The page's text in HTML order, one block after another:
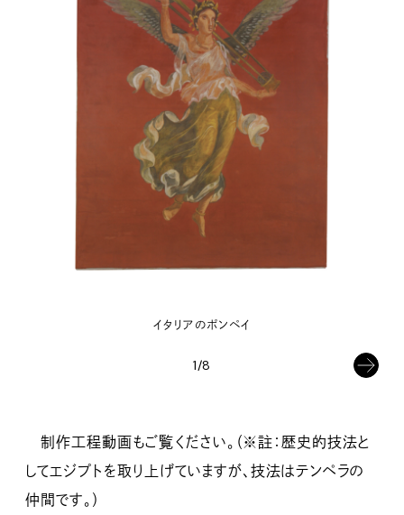
イタリアのポンペイ
1/8
制作工程動画もご覧ください。（※註：歴史的技法と
してエジプトを取り上げていますが、技法はテンペラの
仲間です。）